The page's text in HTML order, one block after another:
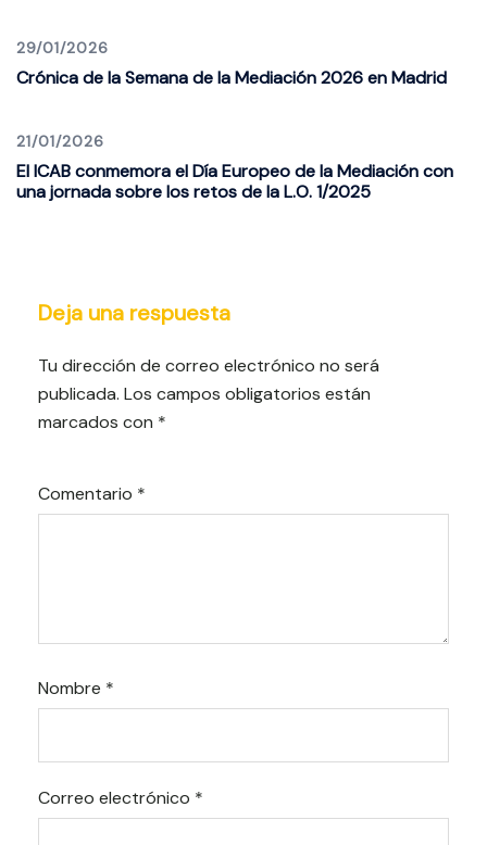
29/01/2026
Crónica de la Semana de la Mediación 2026 en Madrid
21/01/2026
El ICAB conmemora el Día Europeo de la Mediación con
una jornada sobre los retos de la L.O. 1/2025
Deja una respuesta
Tu dirección de correo electrónico no será
publicada. Los campos obligatorios están
marcados con *
Comentario *
Nombre *
Correo electrónico *